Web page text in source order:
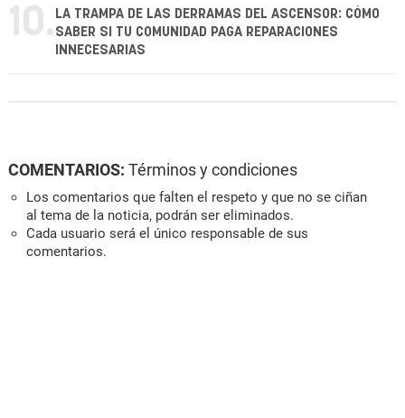
10. LA TRAMPA DE LAS DERRAMAS DEL ASCENSOR: CÓMO
SABER SI TU COMUNIDAD PAGA REPARACIONES
INNECESARIAS
COMENTARIOS: Términos y condiciones
Los comentarios que falten el respeto y que no se ciñan
al tema de la noticia, podrán ser eliminados.
Cada usuario será el único responsable de sus
comentarios.